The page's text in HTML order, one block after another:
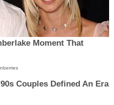
Moment That
Couples Defined An Era